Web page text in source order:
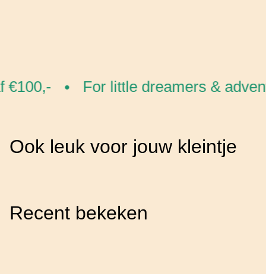
For little dreamers &
Ook leuk voor jouw kleintje
Recent bekeken